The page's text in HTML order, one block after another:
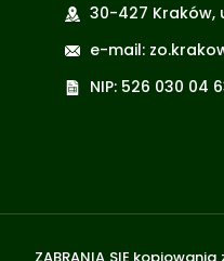
30-427 Kraków,
e-mail:
NIP: 526 030 04